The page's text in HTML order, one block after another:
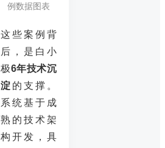
例数据图表
这些案例背
后，是白小
极6年技术沉
淀 的支撑。
系统基于成
熟的技术架
构开发，具